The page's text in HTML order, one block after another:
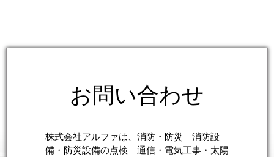
お問い合わせ
株式会社アルファは、消防・防災 消防設
備・防災設備の点検 通信・電気工事・太陽